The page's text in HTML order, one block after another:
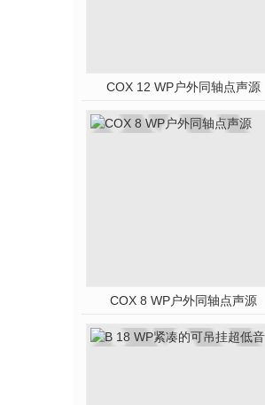
COX 12 WP户外同轴点声源
COX 8 WP户外同轴点声源